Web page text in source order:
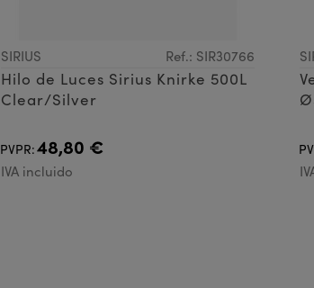
SIRIUS Ref.: SIR30766
Hilo de Luces Sirius Knirke 500L
Clear/Silver
PVPR:48,80 €
IVA incluido